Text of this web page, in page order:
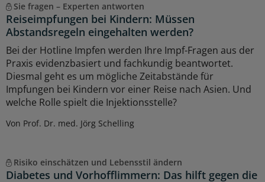
Sie fragen – Experten antworten
Reiseimpfungen bei Kindern: Müssen
Abstandsregeln eingehalten werden?
Bei der Hotline Impfen werden Ihre Impf-Fragen aus der
Praxis evidenzbasiert und fachkundig beantwortet.
Diesmal geht es um mögliche Zeitabstände für
Impfungen bei Kindern vor einer Reise nach Asien. Und
welche Rolle spielt die Injektionsstelle?
Von Prof. Dr. med. Jörg Schelling
Risiko einschätzen und Lebensstil ändern
Diabetes und Vorhofflimmern: Das hilft gegen die